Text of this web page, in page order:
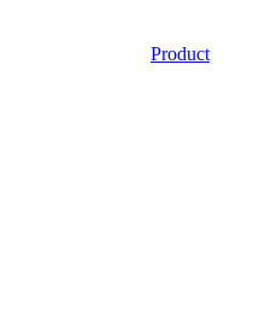
Product